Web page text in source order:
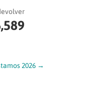
2026 →